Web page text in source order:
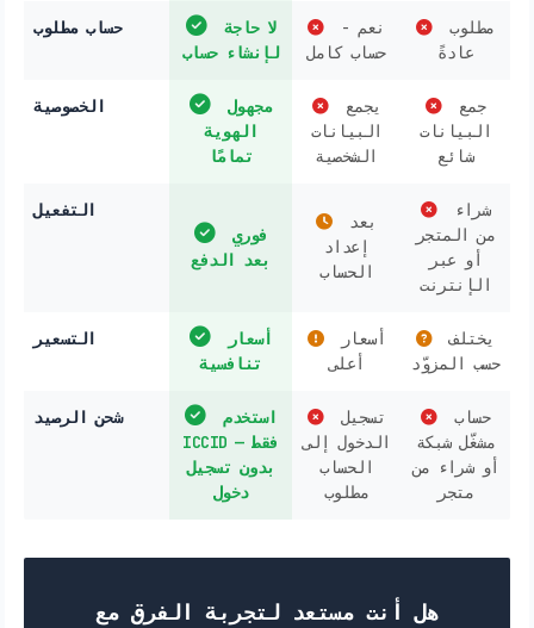
حساب مطلوب
لإنشاء حساب
حساب كامل
مطلوب
عادةً
الخصوصية
الهوية
تمامًا
البيانات
الشخصية
البيانات
شائع
التفعيل
بعد الدفع
إعداد
الحساب
من المتجر
أو عبر
الإنترنت
التسعير
تنافسية
أعلى
يختلف
حسب المزوّد
شحن الرصيد
ICCID فقط —
بدون تسجيل
دخول
الدخول إلى
الحساب
مطلوب
مشغّل شبكة
أو شراء من
متجر
هل أنت مستعد لتجربة الفرق مع